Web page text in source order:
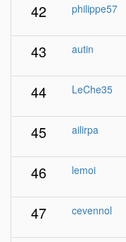
42 philippe57
43 autin
44 LeChe35
45 ailirpa
46 lemoi
47 cevennol